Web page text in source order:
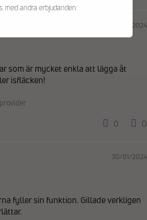
03/02/2024
som är mycket enkla att lägga åt
isfläcken!
0 0
30/01/2024
fyller sin funktion. Gillade verkligen
med andra erbjudanden.